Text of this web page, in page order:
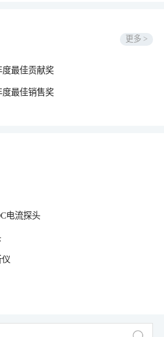
更多 >
度最佳贡献奖
度最佳销售奖
电流探头